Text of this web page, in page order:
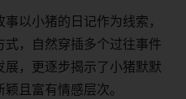
事以小猪的日记作为线索，
，自然穿插多个过往事件
展，更逐步揭示了小猪默默
且富有情感层次。